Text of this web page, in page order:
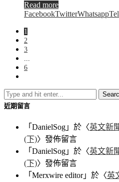
Read more
FacebookTwitterWhatsapp
1
2
3
...
6
近期留言
「 DanielSog 」於〈英文新
(下)〉發佈留言
「 DanielSog 」於〈英文新
(下)〉發佈留言
「 Merxwire editor」於〈英